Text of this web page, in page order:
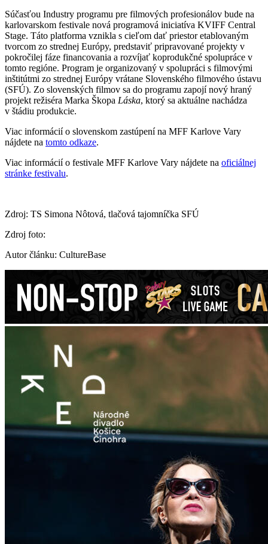
Súčasťou Industry programu pre filmových profesionálov bude na
karlovarskom festivale nová programová iniciatíva KVIFF Central
Stage. Táto platforma vznikla s cieľom dať priestor etablovaným
tvorcom zo strednej Európy, predstaviť pripravované projekty v
pokročilej fáze financovania a rozvíjať koprodukčné spolupráce v
tomto regióne. Program je organizovaný v spolupráci s filmovými
inštitútmi zo strednej Európy vrátane Slovenského filmového ústavu
(SFÚ). Zo slovenských filmov sa do programu zapojí nový hraný
projekt režiséra Marka Škopa Láska, ktorý sa aktuálne nachádza
v štádiu produkcie.
Viac informácií o slovenskom zastúpení na MFF Karlove Vary
nájdete na tomto odkaze.
Viac informácií o festivale MFF Karlove Vary nájdete na oficiálnej
stránke festivalu.
Zdroj: TS Simona Nôtová, tlačová tajomníčka SFÚ
Zdroj foto:
Autor článku: CultureBase